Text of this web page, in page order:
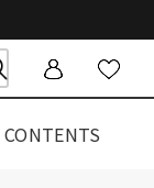
CONTENTS